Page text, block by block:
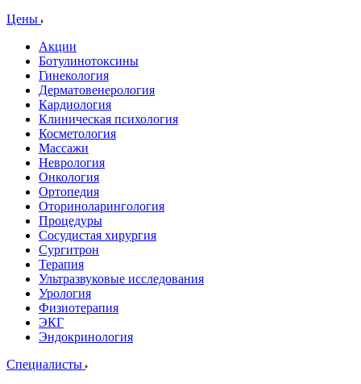
Цены
Акции
Ботулинотоксины
Гинекология
Дерматовенерология
Кардиология
Клиническая психология
Косметология
Массажи
Неврология
Онкология
Ортопедия
Оториноларингология
Процедуры
Сосудистая хирургия
Сургитрон
Терапия
Ультразвуковые исследования
Урология
Физиотерапия
ЭКГ
Эндокринология
Специалисты